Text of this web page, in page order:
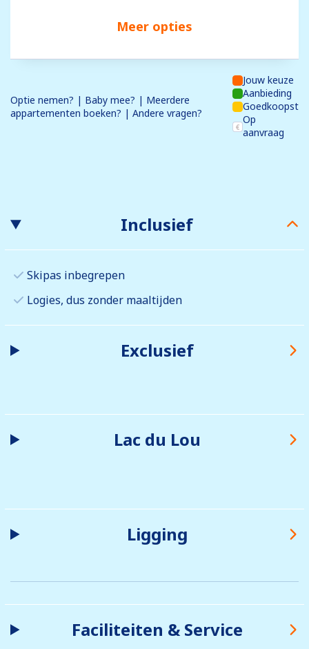
Meer opties
Optie nemen? | Baby mee? | Meerdere
appartementen boeken? | Andere vragen?
Jouw keuze
Aanbieding
Goedkoopst
Op
aanvraag
Inclusief
Skipas inbegrepen
Logies, dus zonder maaltijden
Exclusief
Lac du Lou
Ligging
Faciliteiten & Service